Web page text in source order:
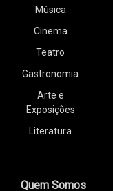
Música
Cinema
Teatro
Gastronomia
Arte e
Exposições
Literatura
Quem Somos